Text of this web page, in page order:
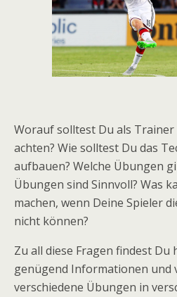
Worauf solltest Du als
achten? Wie solltest Du das
aufbauen? Welche Übungen
Übungen sind Sinnvoll? Was
machen, wenn Deine Spieler
nicht können?
Zu all diese Fragen findest Du
genügend Informationen und
verschiedene Übungen in